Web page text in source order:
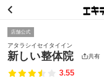
店舗公式
アタラシイセイタイイン
新しい整体院 共有
3.55